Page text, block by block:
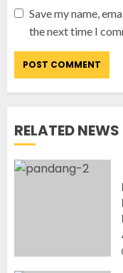
Save my name,
the next time I
RELATED NEWS